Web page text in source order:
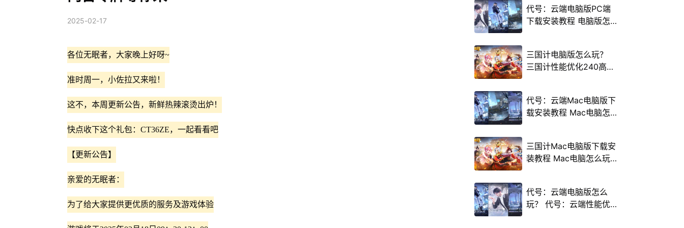
2025-02-17
各位无眠者，大家晚上好呀~
准时周一，小佐拉又来啦！
这不，本周更新公告，新鲜热辣滚烫出炉！
快点收下这个礼包：CT36ZE，一起看看吧
【更新公告】
亲爱的无眠者：
为了给大家提供更优质的服务及游戏体验
代号：云端电脑版PC端
下载安装教程 电脑版怎
三国计电脑版怎么玩？
三国计性能优化240高帧
代号：云端Mac电脑版下
载安装教程 Mac电脑怎
三国计Mac电脑版下载安
装教程 Mac电脑怎么玩
代号：云端电脑版怎么
玩？ 代号：云端性能优